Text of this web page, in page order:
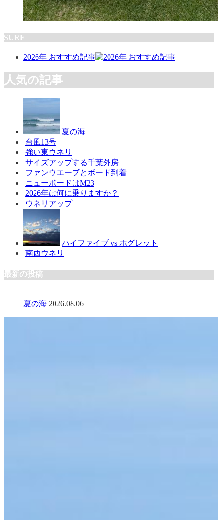
SURF
2026年 おすすめ記事
人気の記事
夏の海
台風13号
強い東ウネリ
サイズアップする千葉外房
ファンウエーブとボード到着
ニューボードはM23
2026年は何に乗りますか？
ウネリアップ
ハイファイブ vs ホグレット
南西ウネリ
最新の投稿
夏の海 2026.08.06